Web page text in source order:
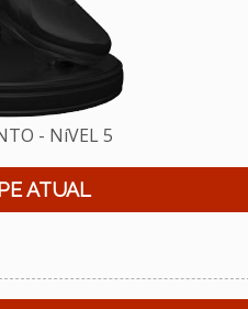
- NíVEL 5
ATUAL